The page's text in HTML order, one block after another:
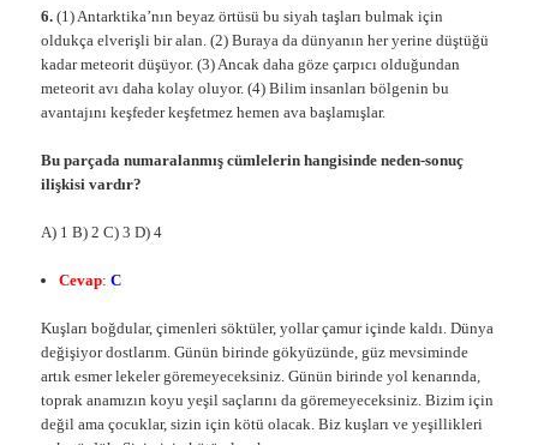
6. (1) Antarktika’nın beyaz örtüsü bu siyah taşları bulmak için
oldukça elverişli bir alan. (2) Buraya da dünyanın her yerine düştüğü
kadar meteorit düşüyor. (3) Ancak daha göze çarpıcı olduğundan
meteorit avı daha kolay oluyor. (4) Bilim insanları bölgenin bu
avantajını keşfeder keşfetmez hemen ava başlamışlar.
Bu parçada numaralanmış cümlelerin hangisinde neden-sonuç
ilişkisi vardır?
A) 1 B) 2 C) 3 D) 4
Cevap:C
Kuşları boğdular, çimenleri söktüler, yollar çamur içinde kaldı. Dünya
değişiyor dostlarım. Günün birinde gökyüzünde, güz mevsiminde
artık esmer lekeler göremeyeceksiniz. Günün birinde yol kenarında,
toprak anamızın koyu yeşil saçlarını da göremeyeceksiniz. Bizim için
değil ama çocuklar, sizin için kötü olacak. Biz kuşları ve yeşillikleri